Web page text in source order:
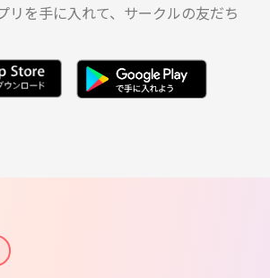
リを手に入れて、サークルの友だち